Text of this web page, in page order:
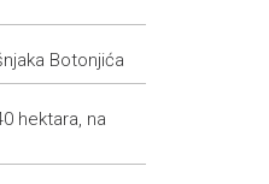
Botonjića
hektara, na